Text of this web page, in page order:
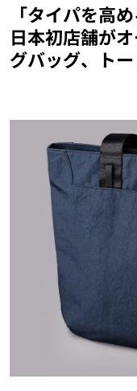
「タイパを高
日本初店舗が
グバッグ、ト